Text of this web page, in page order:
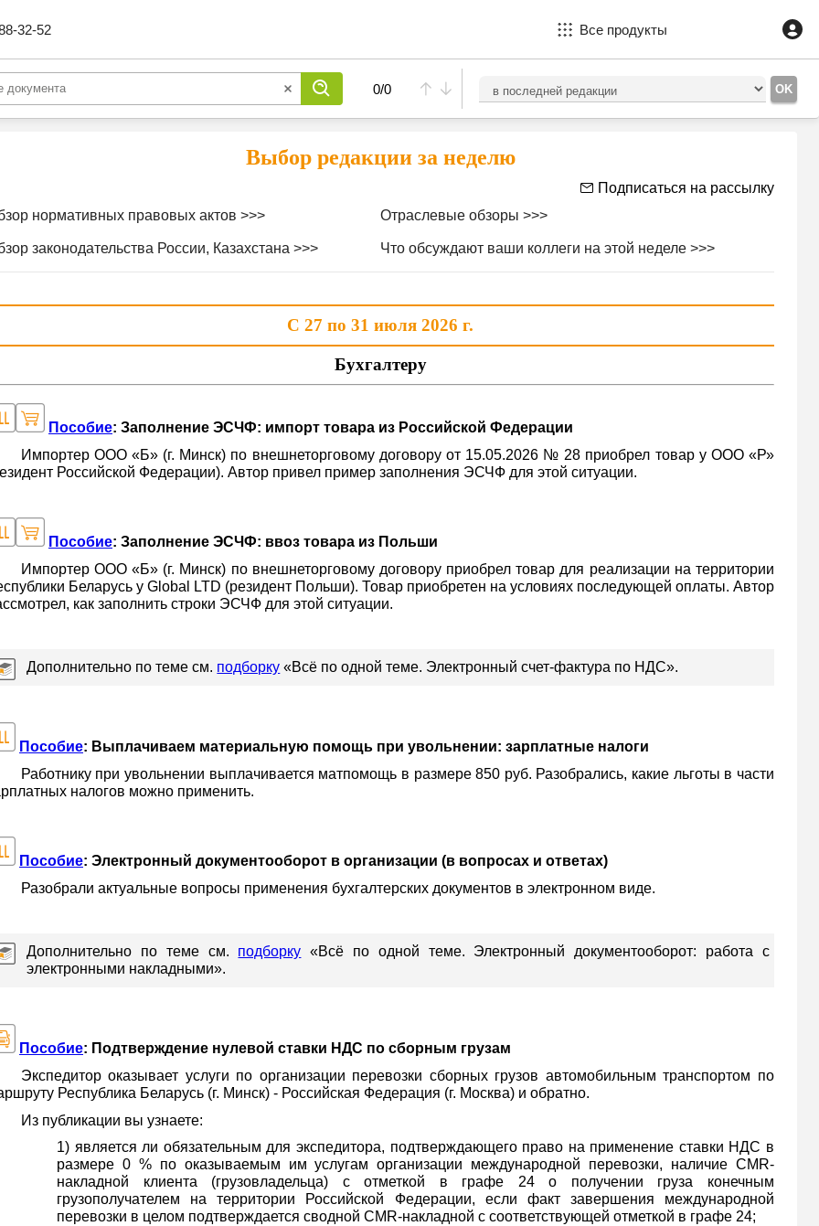
32-52 Все продукты
0/0
Выбор редакции за неделю
Подписаться на рассылку
нормативных правовых актов >>> Отраслевые обзоры >>>
законодательства России, Казахстана >>> Что обсуждают ваши коллеги на этой неделе >>>
С 27 по 31 июля 2026 г.
Бухгалтеру
Пособие: Заполнение ЭСЧФ: импорт товара из Российской Федерации
Импортер ООО «Б» (г. Минск) по внешнеторговому договору от 15.05.2026 № 28 приобрел товар у ООО «Р»
Российской Федерации). Автор привел пример заполнения ЭСЧФ для этой ситуации.
Пособие: Заполнение ЭСЧФ: ввоз товара из Польши
Импортер ООО «Б» (г. Минск) по внешнеторговому договору приобрел товар для реализации на территории
Беларусь у Global LTD (резидент Польши). Товар приобретен на условиях последующей оплаты. Автор
как заполнить строки ЭСЧФ для этой ситуации.
Дополнительно по теме см. подборку «Всё по одной теме. Электронный счет-фактура по НДС».
Пособие: Выплачиваем материальную помощь при увольнении: зарплатные налоги
Работнику при увольнении выплачивается матпомощь в размере 850 руб. Разобрались, какие льготы в части
налогов можно применить.
Пособие: Электронный документооборот в организации (в вопросах и ответах)
Разобрали актуальные вопросы применения бухгалтерских документов в электронном виде.
Дополнительно по теме см. подборку «Всё по одной теме. Электронный документооборот: работа с
электронными накладными».
Пособие: Подтверждение нулевой ставки НДС по сборным грузам
Экспедитор оказывает услуги по организации перевозки сборных грузов автомобильным транспортом по
Республика Беларусь (г. Минск) - Российская Федерация (г. Москва) и обратно.
Из публикации вы узнаете:
1) является ли обязательным для экспедитора, подтверждающего право на применение ставки НДС в
размере 0 % по оказываемым им услугам организации международной перевозки, наличие CMR-
накладной клиента (грузовладельца) с отметкой в графе 24 о получении груза конечным
грузополучателем на территории Российской Федерации, если факт завершения международной
перевозки в целом подтверждается сводной CMR-накладной с соответствующей отметкой в графе 24;